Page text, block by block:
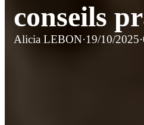
conseils
Alicia LEBON·19/10/2025·